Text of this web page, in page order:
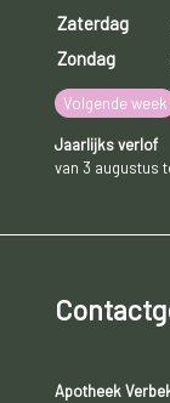
Zaterdag
Zondag
Volgende week
Jaarlijks verlof
van 3 augustus
Apotheek